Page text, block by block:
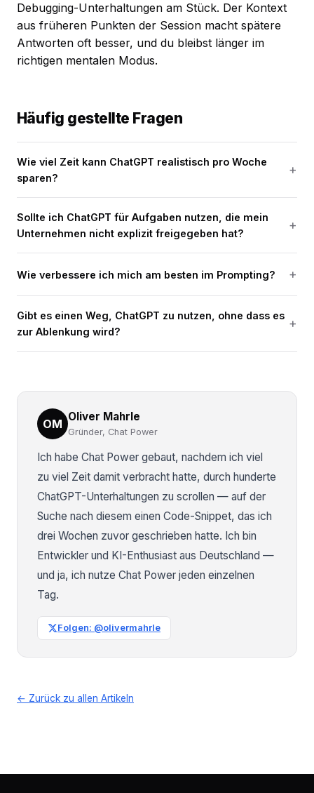
Debugging-Unterhaltungen am Stück. Der Kontext
aus früheren Punkten der Session macht spätere
Antworten oft besser, und du bleibst länger im
richtigen mentalen Modus.
Häufig gestellte Fragen
Wie viel Zeit kann ChatGPT realistisch pro Woche
sparen?
Sollte ich ChatGPT für Aufgaben nutzen, die mein
Unternehmen nicht explizit freigegeben hat?
Wie verbessere ich mich am besten im Prompting?
Gibt es einen Weg, ChatGPT zu nutzen, ohne dass es
zur Ablenkung wird?
OM Oliver Mahrle
Gründer, Chat Power
Ich habe Chat Power gebaut, nachdem ich viel
zu viel Zeit damit verbracht hatte, durch hunderte
ChatGPT-Unterhaltungen zu scrollen — auf der
Suche nach diesem einen Code-Snippet, das ich
drei Wochen zuvor geschrieben hatte. Ich bin
Entwickler und KI-Enthusiast aus Deutschland —
und ja, ich nutze Chat Power jeden einzelnen
Tag.
Folgen: @olivermahrle
← Zurück zu allen Artikeln